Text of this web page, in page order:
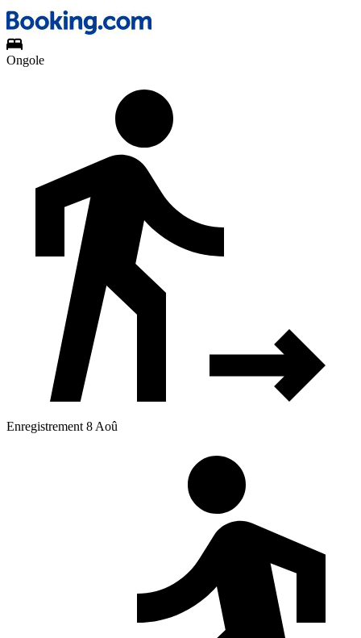
Ongole
Enregistrement 8 Aoû